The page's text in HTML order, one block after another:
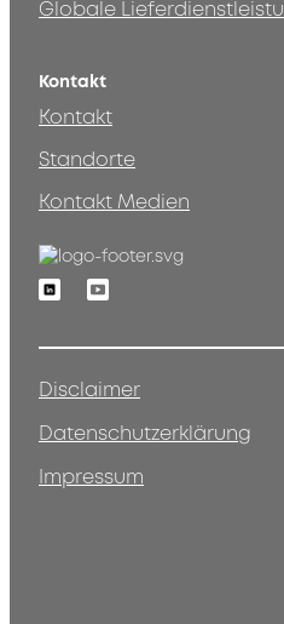
Globale
Kontakt
Kontakt
Standorte
Kontakt Medien
LinkedinYoutube
Disclaimer
Datenschutzerklärung
Impressum